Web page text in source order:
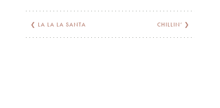
❮ LA LA LA SANTA CHILLIN’ ❯